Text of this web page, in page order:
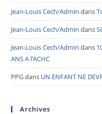
Jean-Louis Cech/Admin dans
Jean-Louis Cech/Admin dans
Jean-Louis Cech/Admin dans
ANS A l’ACHC
PPGdans UN ENFANT NE
Archives